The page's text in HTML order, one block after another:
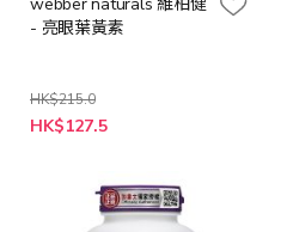
- 亮眼葉黃素
HK$215.0
特
殊
HK$127.5